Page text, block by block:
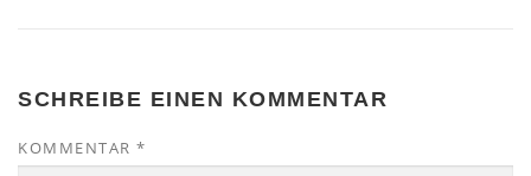
SCHREIBE EINEN KOMMENTAR
KOMMENTAR *